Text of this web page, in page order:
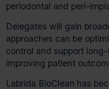
periodontal and peri-
Delegates will gain
approaches can be
control and support
improving patient
Labrida BioClean has